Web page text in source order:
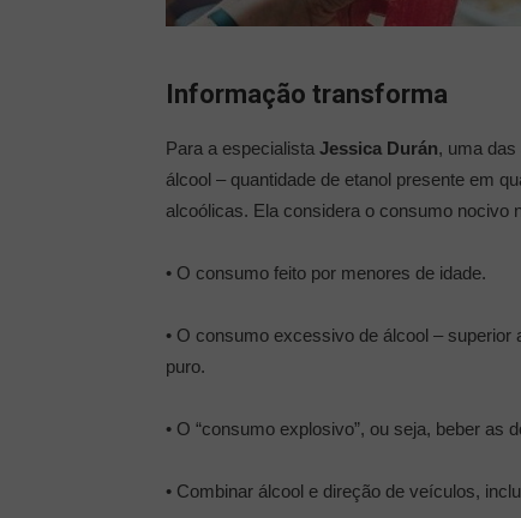
Informação transforma
Para a especialista Jessica Durán, uma das
álcool – quantidade de etanol presente em
alcoólicas. Ela considera o consumo nocivo
• O consumo feito por menores de idade.
• O consumo excessivo de álcool –
puro.
• O “consumo explosivo”, ou seja, beber as
• Combinar álcool e direção de veículos,